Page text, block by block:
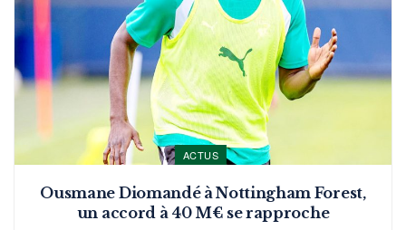
ACTUS
Ousmane Diomandé à Nottingham Forest,
un accord à 40 M€ se rapproche